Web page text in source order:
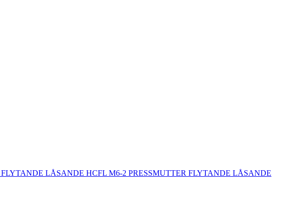
FLYTANDE LÅSANDE HCFL M6-2 PRESSMUTTER FLYTANDE LÅSANDE